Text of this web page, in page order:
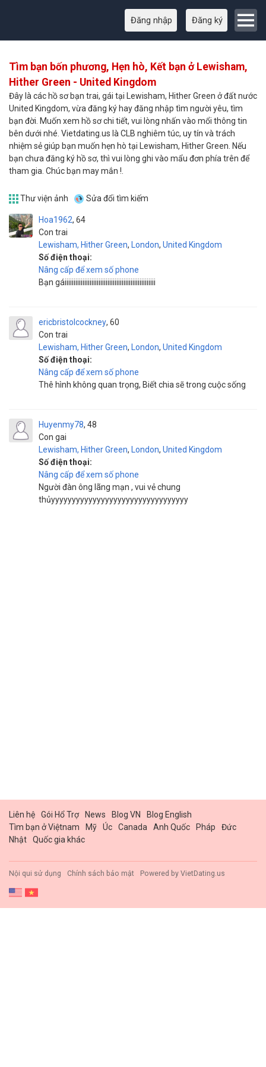
Đăng nhập Đăng ký
Tìm bạn bốn phương, Hẹn hò, Kết bạn ở Lewisham,
Hither Green - United Kingdom
Đây là các hồ sơ bạn trai, gái tại Lewisham, Hither Green ở đất nước
United Kingdom, vừa đăng ký hay đăng nhập tìm người yêu, tìm
bạn đời. Muốn xem hồ sơ chi tiết, vui lòng nhấn vào mổi thông tin
bên dưới nhé. Vietdating.us là CLB nghiêm túc, uy tín và trách
nhiệm sẻ giúp bạn muốn hẹn hò tại Lewisham, Hither Green. Nếu
bạn chưa đăng ký hồ sơ, thì vui lòng ghi vào mẩu đơn phía trên để
tham gia. Chúc bạn may mắn !.
Thư viện ảnh Sửa đổi tìm kiếm
Hoa1962
Con trai
64
Lewisham, Hither Green, London, United Kingdom
Số điện thoại:
Nâng cấp để xem số phone
Bạn gáiiiiiiiiiiiiiiiiiiiiiiiiiiiiiiiiiiiiiiiiiiiiiiiiiii
ericbristolcockney
Con trai
60
Lewisham, Hither Green, London, United Kingdom
Số điện thoại:
Nâng cấp để xem số phone
Thê hình không quan trọng, Biết chia sẽ trong cuộc sống
Huyenmy78
Con gai
48
Lewisham, Hither Green, London, United Kingdom
Số điện thoại:
Nâng cấp để xem số phone
Người đàn ông lãng mạn , vui vẻ chung
thủyyyyyyyyyyyyyyyyyyyyyyyyyyyyyyyyy
Liên hệ Gói Hổ Trợ News Blog VN
Blog English
Tìm bạn ở Việtnam
Mỹ Úc Canada Anh Quốc Pháp
Đức
Nhật
Quốc gia khác
Nội qui sử dụng Chính sách bảo mật Powered by VietDating.us